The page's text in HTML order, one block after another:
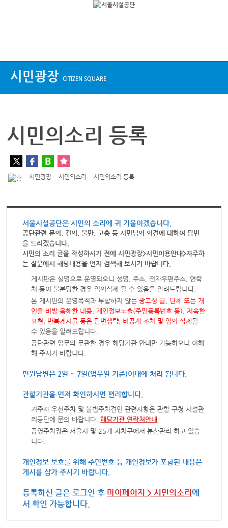
시민광장 CITIZEN SQUARE
시민의소리 등록
시민광장 시민의소리 시민의소리 등록
서울시설공단은 시민의 소리에 귀 기울이겠습니다.
공단관련 문의, 건의, 불만, 고충 등 시민님의 의견에 대하여 답변
을 드리겠습니다.
시민의 소리 글을 작성하시기 전에 시민광장>시민이용안내>자주하
는 질문에서 해당내용을 먼저 검색해 보시기 바랍니다.
게시판은 실명으로 운영되오니 성명, 주소, 전자우편주소, 연락
처 등이 불분명한 경우 임의삭제 될 수 있음을 알려드립니다.
본 게시판의 운영목적과 부합하지 않는광고성 글, 단체 또는 개
인을 비방·음해한 내용, 개인정보노출(주민등록번호 등), 저속한
표현, 반복게시물 등은 답변생략, 비공개 조치 및 임의 삭제될
수 있음을 알려드립니다.
공단관련 업무와 무관한 경우 해당기관 안내만 가능하오니 이해
해 주시기 바랍니다.
민원답변은 2일 ~ 7일(업무일 기준)이내에 처리 됩니다.
관할기관을 먼저 확인하시면 편리합니다.
거주자 우선주차 및 불법주차견인 관련사항은 관할 구청 시설관
리공단에 문의 바랍니다.해당기관 연락처안내
공영주차장은 서울시 및 25개 자치구에서 분산관리 하고 있습
니다.
개인정보 보호를 위해 주민번호 등 개인정보가 포함된 내용은
게시를 삼가 주시기 바랍니다.
등록하신 글은 로그인 후 마이페이지 > 시민의소리에
서 확인 가능합니다.